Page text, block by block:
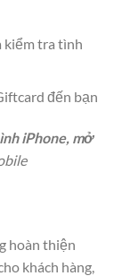
kiểm tra tình
đến bạn
iPhone, mở
hoàn thiện
khách hàng,